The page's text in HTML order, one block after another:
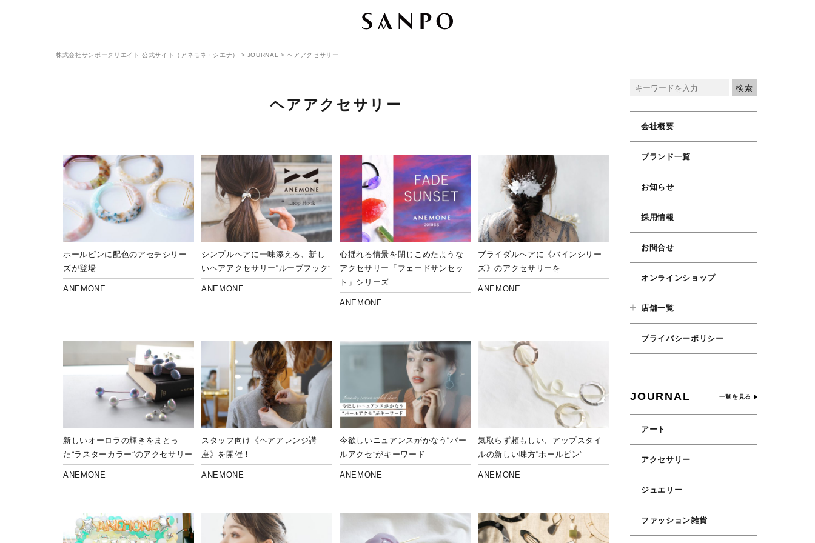
株式会社サンポークリエイト 公式サイト（アネモネ・シエナ） > JOURNAL >ヘアアクセサリー
ヘアアクセサリー
ホールピンに配色のアセチシリー
ズが登場
ANEMONE
シンプルヘアに一味添える、新し
いヘアアクセサリー“ループフック”
ANEMONE
心揺れる情景を閉じこめたような
アクセサリー「フェードサンセッ
ト」シリーズ
ANEMONE
ブライダルヘアに《バインシリー
ズ》のアクセサリーを
ANEMONE
新しいオーロラの輝きをまとっ
た“ラスターカラー”のアクセサリー
ANEMONE
スタッフ向け《ヘアアレンジ講
座》を開催！
ANEMONE
今欲しいニュアンスがかなう“パー
ルアクセ”がキーワード
ANEMONE
気取らず頼もしい、アップスタイ
ルの新しい味方“ホールピン”
ANEMONE
会社概要
ブランド一覧
お知らせ
採用情報
お問合せ
オンラインショップ
店舗一覧
プライバシーポリシー
JOURNAL 一覧を見る
アート
アクセサリー
ジュエリー
ファッション雑貨